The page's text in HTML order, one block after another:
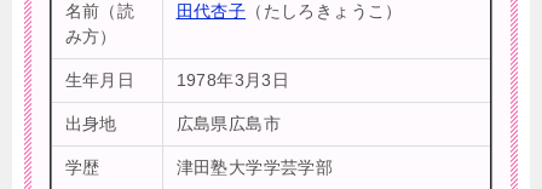
名前（読
み方）
田代杏子 （たしろきょうこ）
生年月日 1978年3月3日
出身地 広島県広島市
学歴 津田塾大学学芸学部